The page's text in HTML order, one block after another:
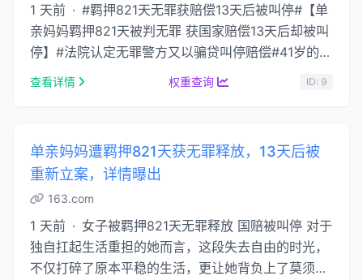
1 天前 · #羁押821天无罪获赔偿13天后被叫停#【单
亲妈妈羁押821天被判无罪 获国家赔偿13天后却被叫
停】#法院认定无罪警方又以骗贷叫停赔偿#41岁的河
南洛阳 ......
查看详情 权重查询 ID: 9
单亲妈妈遭羁押821天获无罪释放，13天后被
重新立案，详情曝出
163.com
1 天前 · 女子被羁押821天无罪释放 国赔被叫停 对于
独自扛起生活重担的她而言，这段失去自由的时光，
不仅打碎了原本平稳的生活，更让她背负上了莫须有